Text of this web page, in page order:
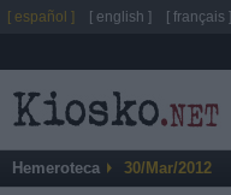
Hemeroteca 30/Mar/2012
[ español ] [ english ] [ français ]